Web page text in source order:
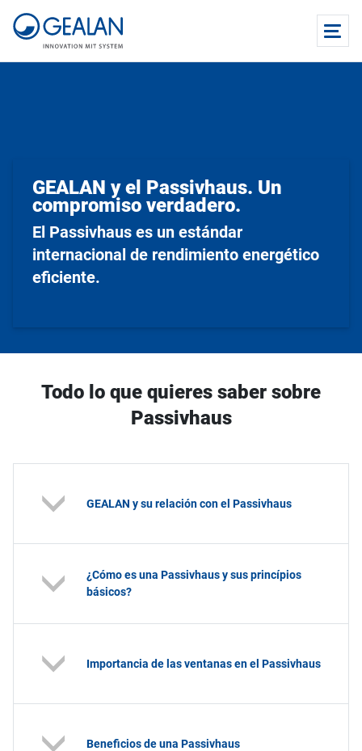
GEALAN y el Passivhaus. Un
compromiso verdadero.
El Passivhaus es un estándar
internacional de rendimiento energético
eficiente.
Todo lo que quieres saber sobre
Passivhaus
GEALAN y su relación con el Passivhaus
¿Cómo es una Passivhaus y sus princípios
básicos?
Importancia de las ventanas en el Passivhaus
Beneficios de una Passivhaus